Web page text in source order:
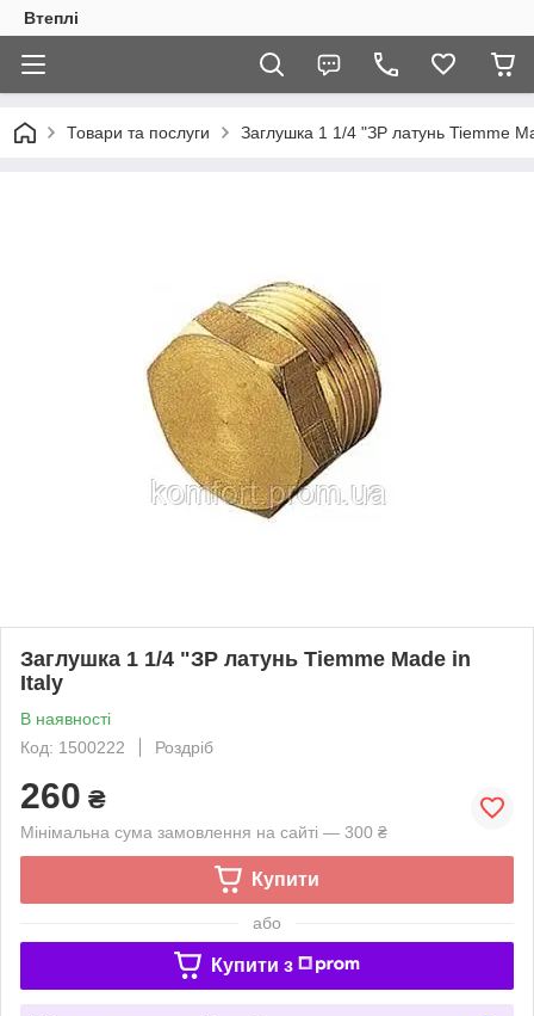
Втеплі
Товари та послуги Заглушка 1 1/4 "ЗР латунь Tiemme
Заглушка 1 1/4 "ЗР латунь Tiemme Made in
Italy
В наявності
Код: 1500222
Роздріб
260 ₴
Мінімальна сума замовлення на сайті — 300 ₴
Купити
або
Купити з